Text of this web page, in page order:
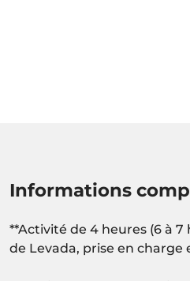
Informations
**Activité de 4 heures (6 à
de Levada, prise en charge